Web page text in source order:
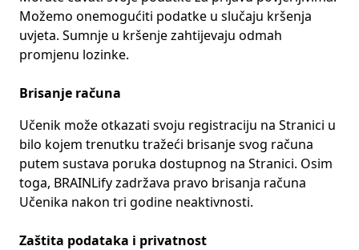
Možemo onemogućiti podatke u slučaju kršenja
uvjeta. Sumnje u kršenje zahtijevaju odmah
promjenu lozinke.
Brisanje računa
Učenik može otkazati svoju registraciju na Stranici u
bilo kojem trenutku tražeći brisanje svog računa
putem sustava poruka dostupnog na Stranici. Osim
toga, BRAINLify zadržava pravo brisanja računa
Učenika nakon tri godine neaktivnosti.
Zaštita podataka i privatnost